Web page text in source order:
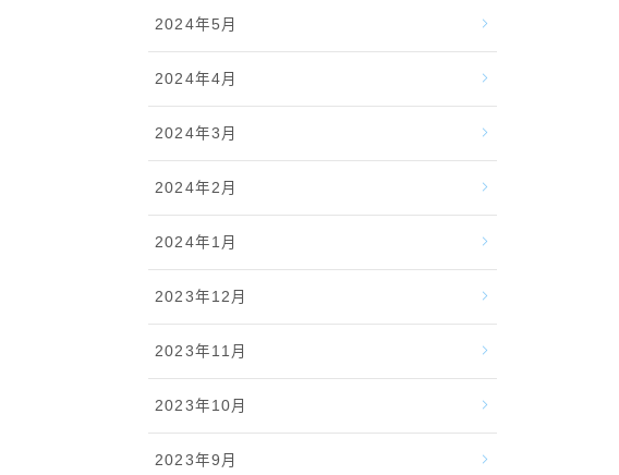
2024年5月
2024年4月
2024年3月
2024年2月
2024年1月
2023年12月
2023年11月
2023年10月
2023年9月